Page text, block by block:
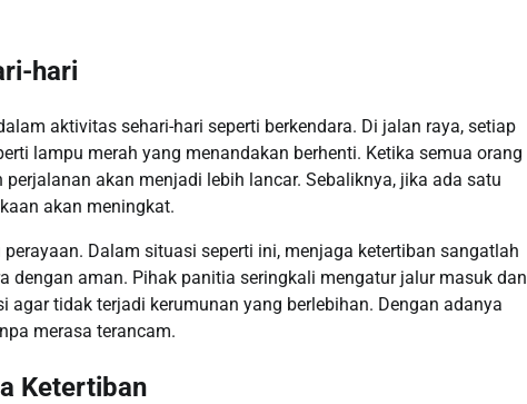
hari
aktivitas sehari-hari seperti berkendara. Di jalan raya, setiap
lampu merah yang menandakan berhenti. Ketika semua orang
akan menjadi lebih lancar. Sebaliknya, jika ada satu
akan meningkat.
Dalam situasi seperti ini, menjaga ketertiban sangatlah
aman. Pihak panitia seringkali mengatur jalur masuk dan
tidak terjadi kerumunan yang berlebihan. Dengan adanya
merasa terancam.
Ketertiban